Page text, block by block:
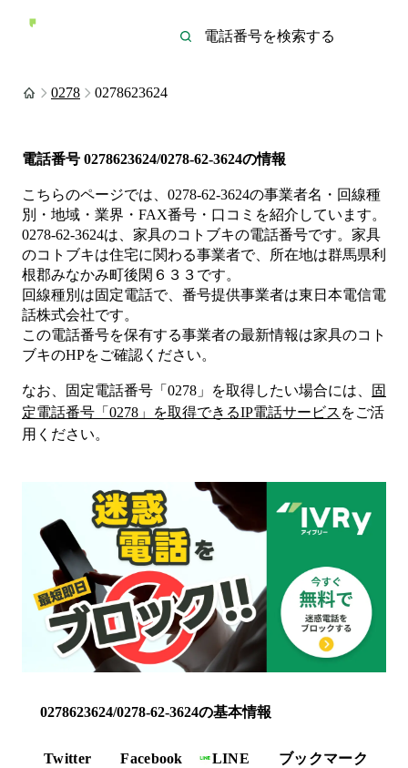
0278 0278623624
電話番号 0278623624/0278-62-3624の情報
こちらのページでは、 0278-62-3624の事業者名・回線種
別・地域・業界・FAX番号・口コミを紹介しています。
0278-62-3624は、 家具のコトブキの電話番号です。 家具
のコトブキは住宅に関わる事業者で、所在地は群馬県利
根郡みなかみ町後閑６３３ です。
回線種別は固定電話で、番号提供事業者は東日本電信電
話株式会社です。
この電話番号を保有する事業者の最新情報は家具のコト
ブキのHPをご確認ください。
なお、固定電話番号「 0278 」を取得したい場合には、
固
定電話番号「 0278 」を取得できるIP電話サービス をご活
用ください。
0278623624/0278-62-3624の基本情報
Twitter Facebook LINE
ブックマーク